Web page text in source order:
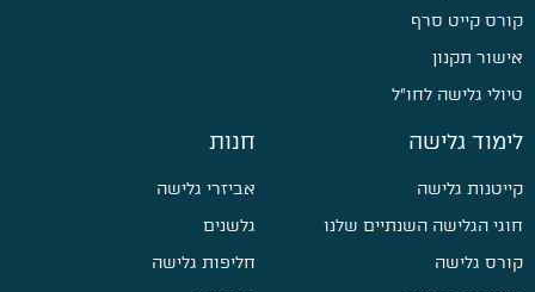
קורס קייט סרף
אישור תקנון
טיולי גלישה לחו״ל
לימוד גלישה
קייטנות גלישה
חוגי הגלישה השנתיים שלנו
קורס גלישה
חנות
אביזרי גלישה
גלשנים
חליפות גלישה